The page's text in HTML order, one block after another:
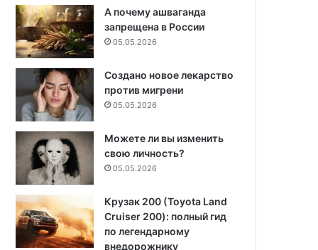
А почему ашваганда
запрещена в России
05.05.2026
Создано новое лекарство
против мигрени
05.05.2026
Можете ли вы изменить
свою личность?
05.05.2026
Крузак 200 (Toyota Land
Cruiser 200): полный гид
по легендарному
внедорожнику